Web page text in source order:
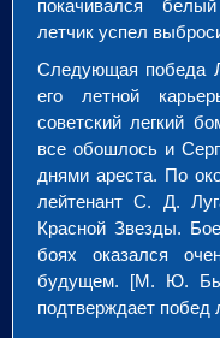
покачивался
летчик успел
Следующая победа
его летной
советский легкий
все обошлось и
днями ареста. По
лейтенант С. Д.
Красной Звезды.
боях оказался
будущем. [М. Ю.
подтверждает побед